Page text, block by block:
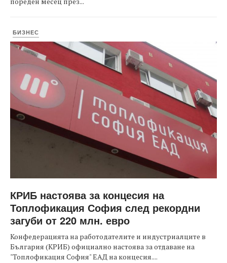
БИЗНЕС
КРИБ настоява за концесия на
Топлофикация София след рекордни
загуби от 220 млн. евро
Конфедерацията на работодателите и индустриалците в
България (КРИБ) официално настоява за отдаване на
"Топлофикация София" ЕАД на концесия....